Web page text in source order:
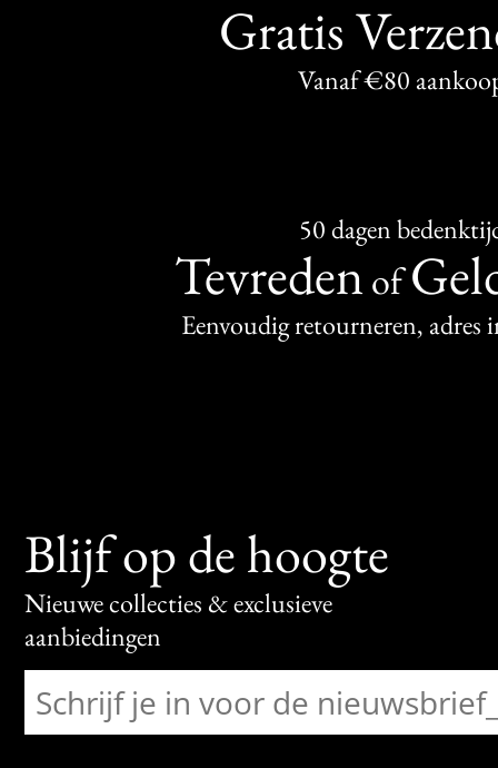
Gratis
Vanaf €80
50 dagen
Tevredenof
Eenvoudig retourneren, adres
Blijf op de hoogte
Nieuwe collecties & exclusieve
aanbiedingen